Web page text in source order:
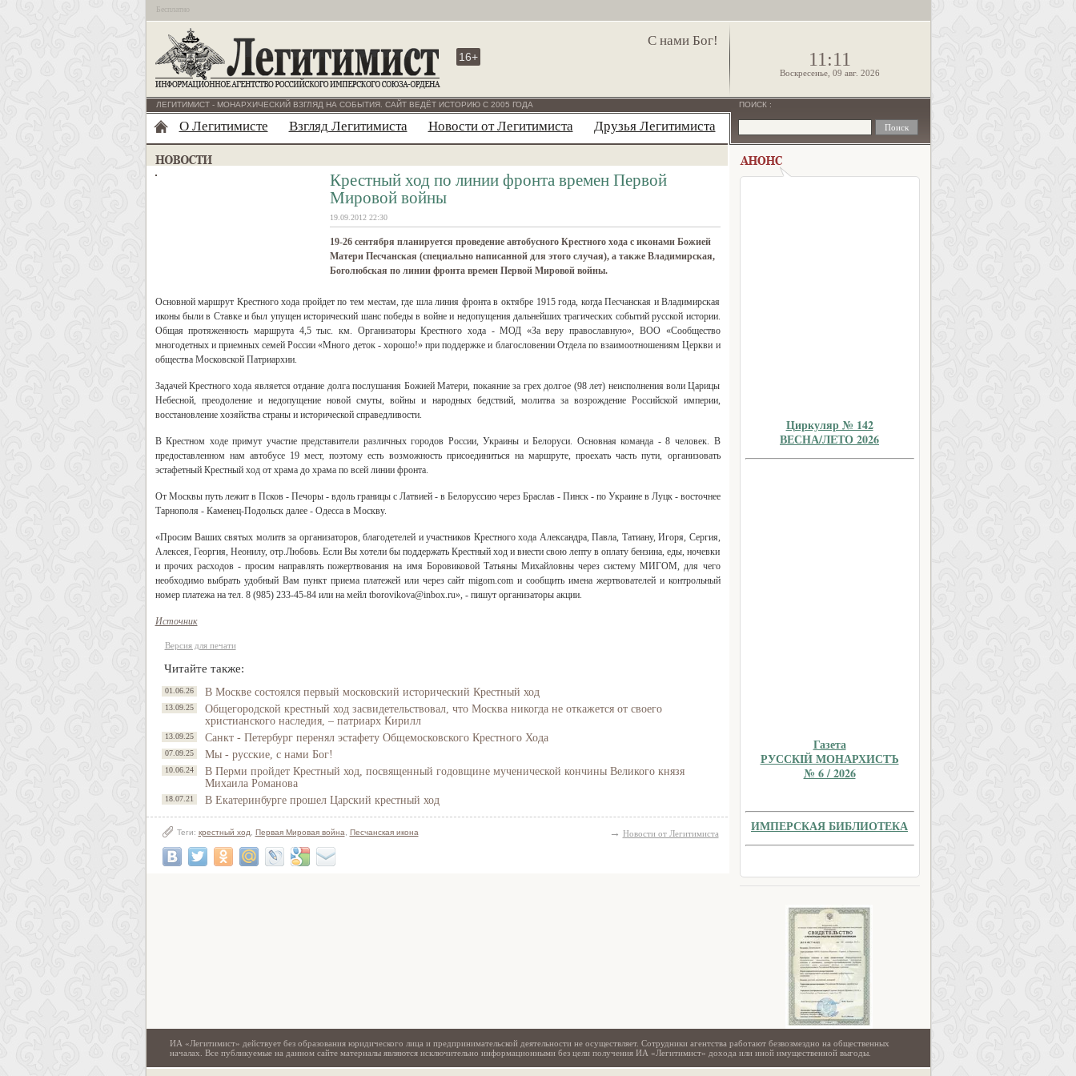
Бесплатно
С нами Бог!
16+ 11:11
Воскресенье, 09 авг. 2026
ЛЕГИТИМИСТ - МОНАРХИЧЕСКИЙ ВЗГЛЯД НА СОБЫТИЯ. САЙТ ВЕДЁТ ИСТОРИЮ С 2005 ГОДА
О Легитимисте Взгляд Легитимиста Новости от Легитимиста Друзья Легитимиста
Крестный ход по линии фронта времен Первой
Мировой войны
19.09.2012 22:30
19-26 сентября планируется проведение автобусного Крестного хода с иконами Божией
Матери Песчанская (специально написанной для этого случая), а также Владимирская,
Боголюбская по линии фронта времен Первой Мировой войны.
Основной маршрут Крестного хода пройдет по тем местам, где шла линия фронта в октябре 1915 года, когда Песчанская и Владимирская
иконы были в Ставке и был упущен исторический шанс победы в войне и недопущения дальнейших трагических событий русской истории.
Общая протяженность маршрута 4,5 тыс. км. Организаторы Крестного хода - МОД «За веру православную», ВОО «Сообщество
многодетных и приемных семей России «Много деток - хорошо!» при поддержке и благословении Отдела по взаимоотношениям Церкви и
общества Московской Патриархии.
Задачей Крестного хода является отдание долга послушания Божией Матери, покаяние за грех долгое (98 лет) неисполнения воли Царицы
Небесной, преодоление и недопущение новой смуты, войны и народных бедствий, молитва за возрождение Российской империи,
восстановление хозяйства страны и исторической справедливости.
В Крестном ходе примут участие представители различных городов России, Украины и Белоруси. Основная команда - 8 человек. В
предоставленном нам автобусе 19 мест, поэтому есть возможность присоединиться на маршруте, проехать часть пути, организовать
эстафетный Крестный ход от храма до храма по всей линии фронта.
От Москвы путь лежит в Псков - Печоры - вдоль границы с Латвией - в Белоруссию через Браслав - Пинск - по Украине в Луцк - восточнее
Тарнополя - Каменец-Подольск далее - Одесса в Москву.
«Просим Ваших святых молитв за организаторов, благодетелей и участников Крестного хода Александра, Павла, Татиану, Игоря, Сергия,
Алексея, Георгия, Неонилу, отр.Любовь. Если Вы хотели бы поддержать Крестный ход и внести свою лепту в оплату бензина, еды, ночевки
и прочих расходов - просим направлять пожертвования на имя Боровиковой Татьяны Михайловны через систему МИГОМ, для чего
необходимо выбрать удобный Вам пункт приема платежей или через сайт migom.com и сообщить имена жертвователей и контрольный
номер платежа на тел. 8 (985) 233-45-84 или на мейл tborovikova@inbox.ru», - пишут организаторы акции.
Источник
Версия для печати
Читайте также:
01.06.26 В Москве состоялся первый московский исторический Крестный ход
13.09.25
Общегородской крестный ход засвидетельствовал, что Москва никогда не откажется от своего
христианского наследия, – патриарх Кирилл
13.09.25 Санкт - Петербург перенял эстафету Общемосковского Крестного Хода
07.09.25 Мы - русские, с нами Бог!
10.06.24
В Перми пройдет Крестный ход, посвященный годовщине мученической кончины Великого князя
Михаила Романова
18.07.21 В Екатеринбурге прошел Царский крестный ход
Теги: крестный ход Первая Мировая война Песчанская икона → Новости от Легитимиста
ПОИСК :
Циркуляр № 142
ВЕСНА/ЛЕТО 2026
Газета
РУССКIЙ МОНАРХИСТЪ
№ 6 / 2026
ИМПЕРСКАЯ БИБЛИОТЕКА
ИА «Легитимист» действует без образования юридического лица и предпринимательской деятельности не осуществляет. Сотрудники агентства работают безвозмездно на общественных
началах. Все публикуемые на данном сайте материалы являются исключительно информационными без цели получения ИА «Легитимист» дохода или иной имущественной выгоды.